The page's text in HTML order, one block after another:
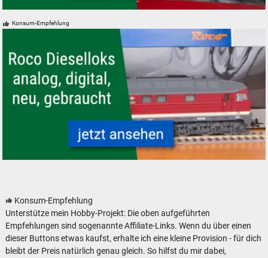
Konsum-Empfehlung
Konsum-Empfehlung
Unterstütze mein Hobby-Projekt: Die oben aufgeführten
Empfehlungen sind sogenannte Affiliate-Links. Wenn du über einen
dieser Buttons etwas kaufst, erhalte ich eine kleine Provision - für dich
bleibt der Preis natürlich genau gleich. So hilfst du mir dabei,